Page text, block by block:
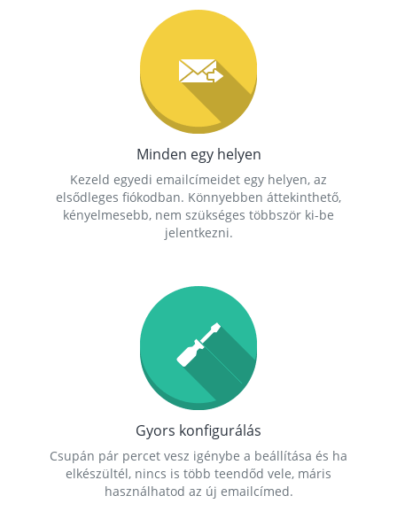
Minden egy helyen
Kezeld egyedi emailcímeidet egy helyen, az
elsődleges fiókodban. Könnyebben áttekinthető,
kényelmesebb, nem szükséges többször ki-be
jelentkezni.
Gyors konfigurálás
Csupán pár percet vesz igénybe a beállítása és ha
elkészültél, nincs is több teendőd vele, máris
használhatod az új emailcímed.